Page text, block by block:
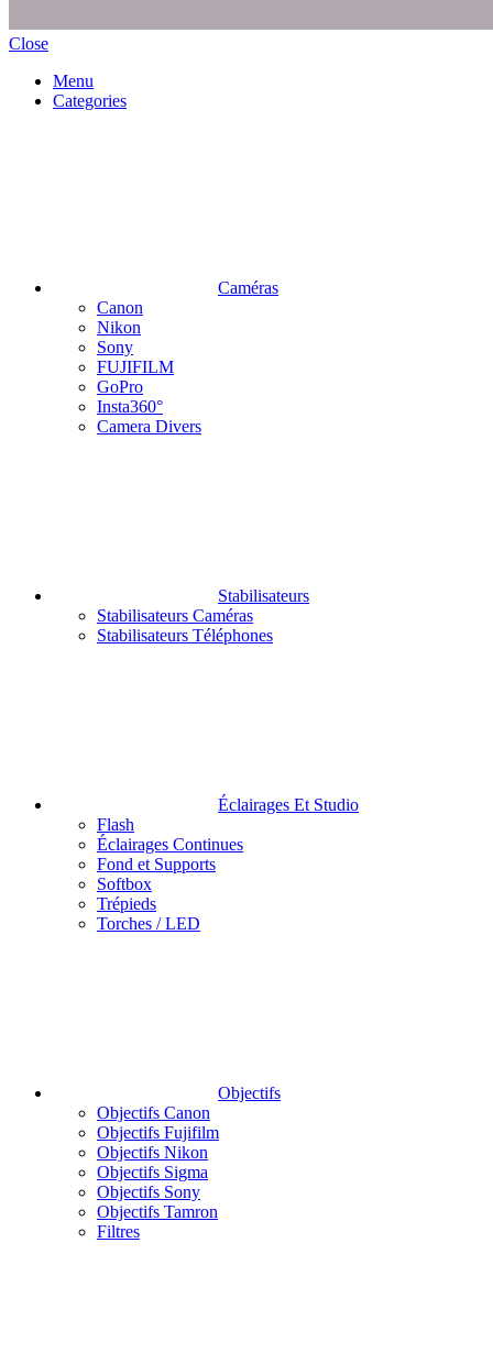
Close
Menu
Categories
Caméras
Canon
Nikon
Sony
FUJIFILM
GoPro
Insta360°
Camera Divers
Stabilisateurs
Stabilisateurs Caméras
Stabilisateurs Téléphones
Éclairages Et Studio
Flash
Éclairages Continues
Fond et Supports
Softbox
Trépieds
Torches / LED
Objectifs
Objectifs Canon
Objectifs Fujifilm
Objectifs Nikon
Objectifs Sigma
Objectifs Sony
Objectifs Tamron
Filtres